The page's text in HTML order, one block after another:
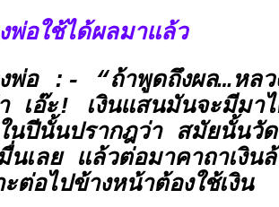
พ่อใช้ได้ผลมาแล้ว
พ่อ :- “ถ้าพูดถึงผล…หลว
เอ๊ะ! เงินแสนมันจะมีมาไ
นปีนั้นปรากฎว่า สมัยนั้นวัด
นเลย แล้วต่อมาคาถาเงิน
ะต่อไปข้างหน้าต้องใช้เงิน